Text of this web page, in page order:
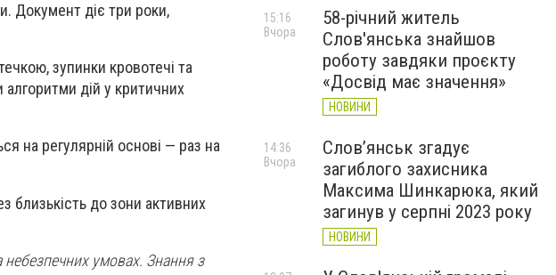
Документ діє три роки,
зупинки кровотечі та
дій у критичних
на регулярній основі — раз на
близькість до зони активних
небезпечних умовах. Знання з
58-річний житель
Слов'янська знайшов
роботу завдяки проєкту
«Досвід має значення»
НОВИНИ
15:16
Вчора
Слов’янськ згадує
загиблого захисника
Максима Шинкарюка, який
загинув у серпні 2023 року
НОВИНИ
14:36
Вчора